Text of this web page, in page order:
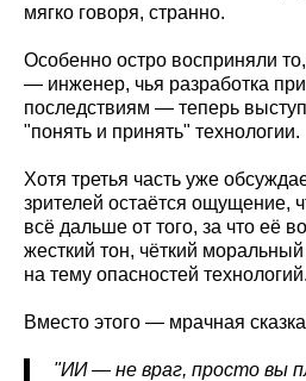
мягко говоря, странно.
Особенно остро восприняли
— инженер, чья разработка
последствиям — теперь
"понять и принять" технологии.
Хотя третья часть уже
зрителей остаётся ощущение,
всё дальше от того, за что её
жесткий тон, чёткий
на тему опасностей технологий.
Вместо этого — мрачная
"ИИ — не враг, просто вы